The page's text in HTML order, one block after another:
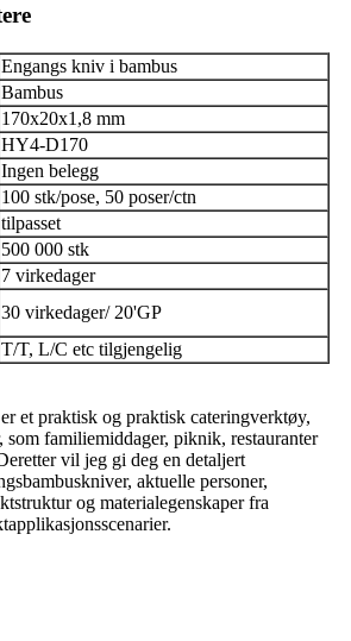
Engangs kniv i bambus
Bambus
170x20x1,8 mm
HY4-D170
Ingen belegg
100 stk/pose, 50 poser/ctn
tilpasset
500 000 stk
7 virkedager
30 virkedager/ 20'GP
T/T, L/C etc tilgjengelig
et praktisk og praktisk cateringverktøy,
som familiemiddager, piknik, restauranter
vil jeg gi deg en detaljert
aktuelle personer,
og materialegenskaper fra